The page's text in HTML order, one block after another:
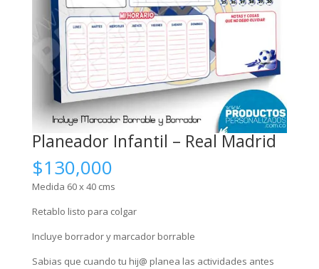
Planeador Infantil – Real Madrid
$130,000
Medida 60 x 40 cms
Retablo listo para colgar
Incluye borrador y marcador borrable
Sabias que cuando tu hij@ planea las actividades antes